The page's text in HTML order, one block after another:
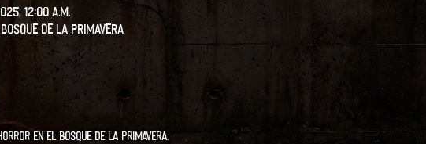
12:00 a.m.
de la Primavera
en el Bosque de la Primavera.